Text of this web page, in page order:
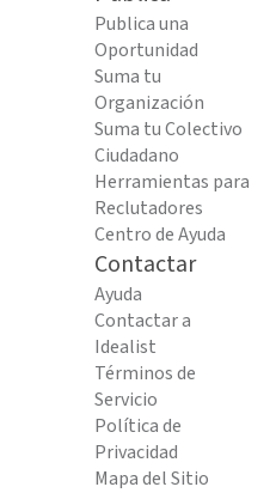
Publica una
Oportunidad
Suma tu
Organización
Suma tu Colectivo
Ciudadano
Herramientas para
Reclutadores
Centro de Ayuda
Contactar
Ayuda
Contactar a
Idealist
Términos de
Servicio
Política de
Privacidad
Mapa del Sitio